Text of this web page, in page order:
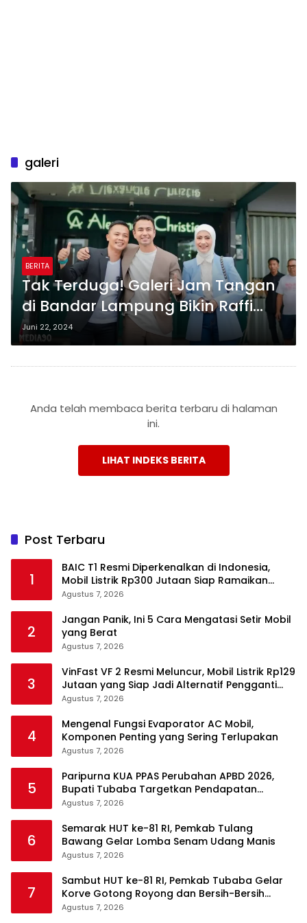
galeri
BERITA
Tak Terduga! Galeri Jam Tangan
di Bandar Lampung Bikin Raffi
Ahmad Tercengang, Mirip Galeri
Luar Negeri!
Juni 22, 2024
Anda telah membaca berita terbaru di halaman
ini.
LIHAT INDEKS BERITA
Post Terbaru
1
BAIC T1 Resmi Diperkenalkan di Indonesia,
Mobil Listrik Rp300 Jutaan Siap Ramaikan
Pasar EV
Agustus 7, 2026
2
Jangan Panik, Ini 5 Cara Mengatasi Setir Mobil
yang Berat
Agustus 7, 2026
3
VinFast VF 2 Resmi Meluncur, Mobil Listrik Rp129
Jutaan yang Siap Jadi Alternatif Pengganti
Motor
Agustus 7, 2026
4
Mengenal Fungsi Evaporator AC Mobil,
Komponen Penting yang Sering Terlupakan
Agustus 7, 2026
5
Paripurna KUA PPAS Perubahan APBD 2026,
Bupati Tubaba Targetkan Pendapatan
Daerah Rp820,3 Miliar
Agustus 7, 2026
6
Semarak HUT ke-81 RI, Pemkab Tulang
Bawang Gelar Lomba Senam Udang Manis
Agustus 7, 2026
7
Sambut HUT ke-81 RI, Pemkab Tubaba Gelar
Korve Gotong Royong dan Bersih-Bersih
Serentak
Agustus 7, 2026